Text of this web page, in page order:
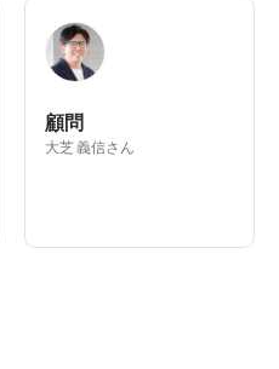
顧問
大芝 義信さん